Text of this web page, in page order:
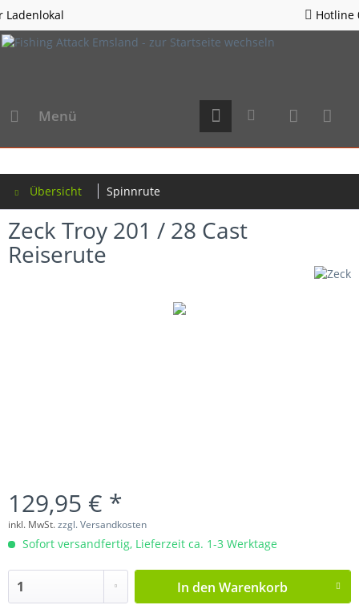
Hotline 05963 - 982823
Menü
Übersicht Spinnrute
Zeck Troy 201 / 28 Cast
Reiserute
129,95 € *
inkl. MwSt.zzgl. Versandkosten
Sofort versandfertig, Lieferzeit ca. 1-3 Werktage
In den Warenkorb